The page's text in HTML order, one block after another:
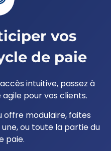
vos
de paie
intuitive, passez à
pour vos clients.
offre modulaire, faites
ou toute la partie du
paie.